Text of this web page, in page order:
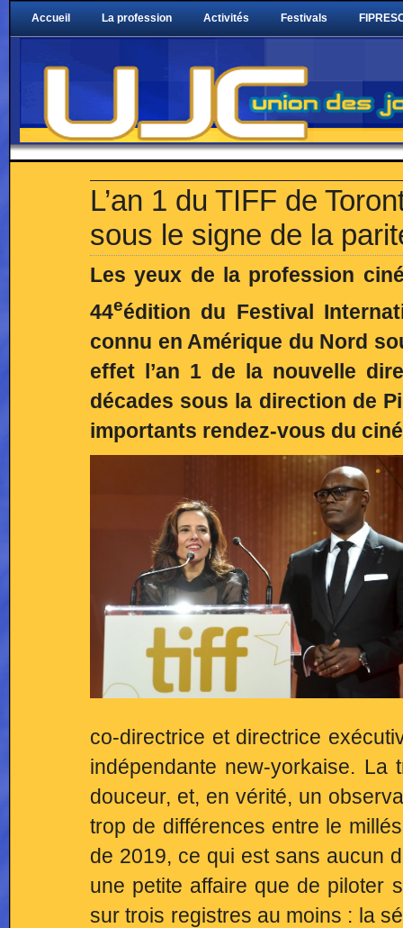
Accueil La profession Activités Festivals
L’an 1 du TIFF de
sous le signe de la
Les yeux de la profession
44eédition du Festival
connu en Amérique du Nord
effet l’an 1 de la nouvelle
décades sous la direction de
importants rendez-vous du
co-directrice et directrice
indépendante new-yorkaise.
douceur, et, en vérité, un
trop de différences entre le
de 2019, ce qui est sans aucun
une petite affaire que de piloter
sur trois registres au moins : la